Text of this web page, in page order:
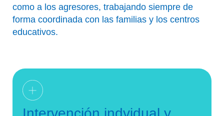
como a los agresores, trabajando siempre de
forma coordinada con las familias y los centros
educativos.